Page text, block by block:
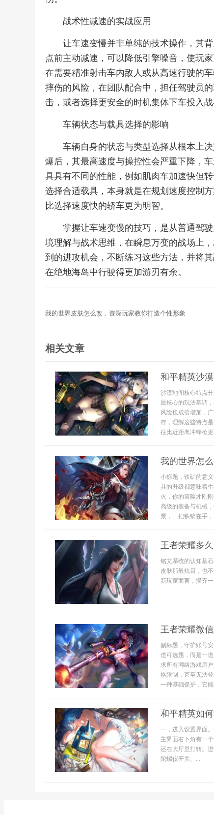
战术性减速的实战应用
让车速变慢并非单纯的技术操作，其
点前主动减速，可以降低引擎噪音，使玩
在需要精准射击车内敌人或从高速行驶的
摔伤的风险，在团队配合中，担任驾驶员
击，或者选择更安全的时机集体下车投入战
车辆状态与载具选择的影响
车辆自身的状态与类型选择从根本上
爆后，其最高速度与操控性会严重下降，
具具有不同的性能，例如肌肉车加速快但
选择合适载具，本身就是在规划速度控制
比选择速度快的轿车更为明智。
掌握让车速变慢的技巧，是从普通驾
境理解与战术思维，在瞬息万变的战场上
到的进攻机会，不断练习这些方法，并将
在绝地海岛中行驶得更加游刃有余。
我的世界皮肤怎么改，资深玩家教你打造个性形象
相关文章
和平精英沙
沙漠地图核心特点
最核心的玩法基调
风险也成倍增加，
存，理解这些特点
往比近距离冲锋枪
我的世界怎
小标题，铁矿的意
具的升级都意味着
火，你的冒险才刚
高级的装备与机械
票，一把铁镐在手
王者荣耀多
铭文系统的认知基
皮肤那般炫目，也
新玩家而言，攒齐
王者荣耀微
副标题，守护账号
道可选题，而是一
求所有网络游戏用
格限制，甚至无法
一种基础保护，它
和平精英如
一，进入设置界面
主界面右下角有一
还在大厅里打转。
陀螺仪开关、...